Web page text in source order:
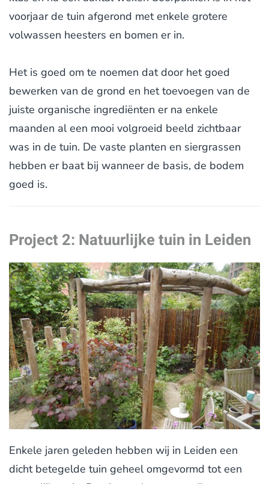
voorjaar de tuin afgerond met enkele grotere
volwassen heesters en bomen er in.
Het is goed om te noemen dat door het goed
bewerken van de grond en het toevoegen van de
juiste organische ingrediënten er na enkele
maanden al een mooi volgroeid beeld zichtbaar
was in de tuin. De vaste planten en siergrassen
hebben er baat bij wanneer de basis, de bodem
goed is.
Project 2: Natuurlijke tuin in Leiden
Enkele jaren geleden hebben wij in Leiden een
dicht betegelde tuin geheel omgevormd tot een